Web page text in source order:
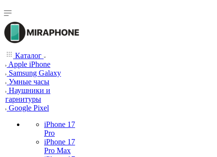
Каталог
Apple iPhone
Samsung Galaxy
Умные часы
Наушники и
гарнитуры
Google Pixel
iPhone 17
Pro
iPhone 17
Pro Max